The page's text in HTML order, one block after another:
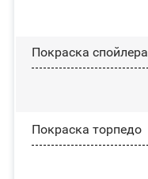
Покраска спойлера
Покраска торпедо